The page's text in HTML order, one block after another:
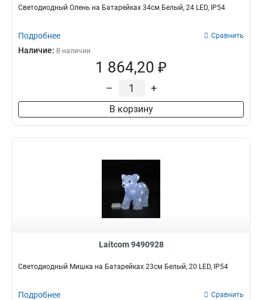
Светодиодный Олень на Батарейках 34см Белый, 24 LED, IP54
Подробнее Сравнить
Наличие: В наличии
1 864,20 ₽
– +
В корзину
Laitcom 9490928
Светодиодный Мишка на Батарейках 23см Белый, 20 LED, IP54
Подробнее Сравнить